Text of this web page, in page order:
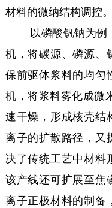
材料的微纳结构调控。
以磷酸钒钠为例，
机，将碳源、磷源、
保前驱体浆料的均匀
机 ，将浆料雾化成
速干燥，形成核壳结
离子的扩散路径，又
决了传统工艺中材料
该产线还可扩展至焦
离子正极材料的制备